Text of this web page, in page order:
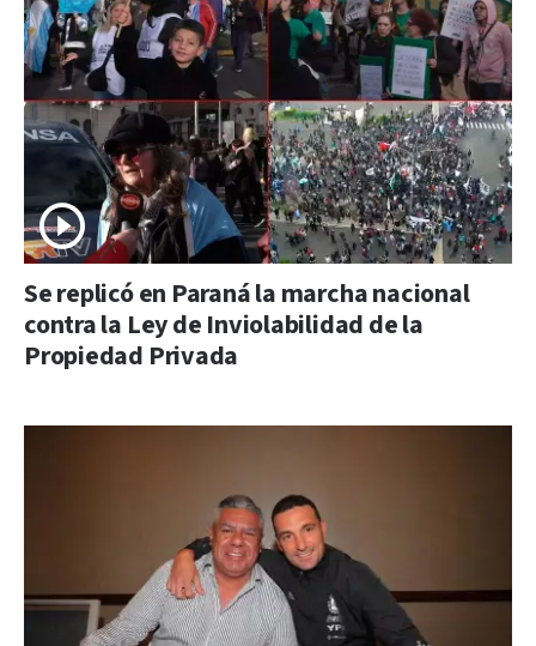
Se replicó en Paraná la marcha nacional
contra la Ley de Inviolabilidad de la
Propiedad Privada